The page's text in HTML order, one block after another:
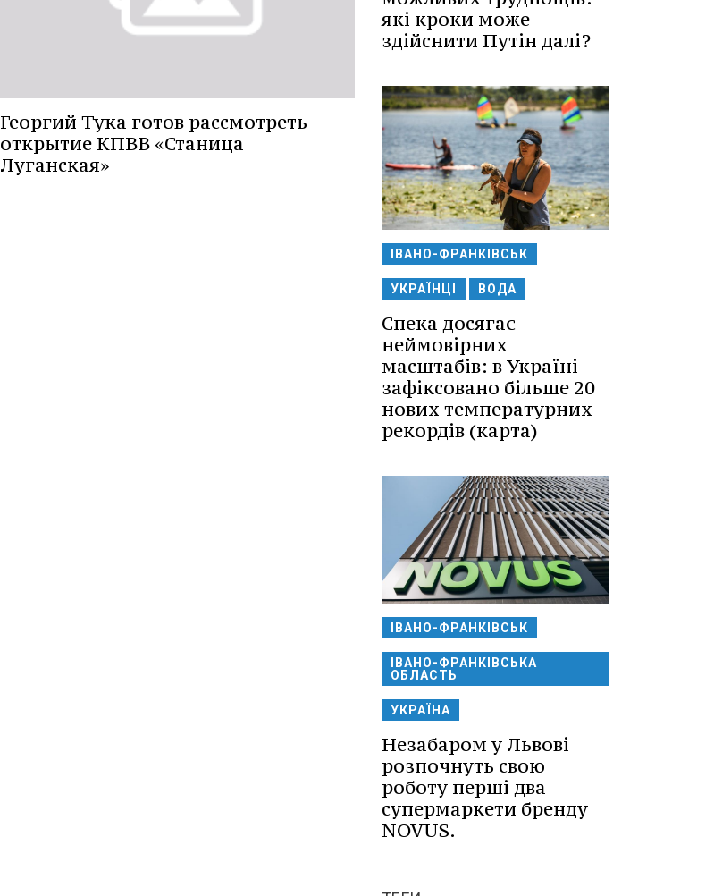
Георгий Тука готов рассмотреть
открытие КПВВ «Станица
Луганская»
які кроки може
здійснити Путін далі?
ІВАНО-ФРАНКІВСЬК
УКРАЇНЦІ ВОДА
Спека досягає
неймовірних
масштабів: в Україні
зафіксовано більше 20
нових температурних
рекордів (карта)
ІВАНО-ФРАНКІВСЬК
ІВАНО-ФРАНКІВСЬКА
ОБЛАСТЬ
УКРАЇНА
Незабаром у Львові
розпочнуть свою
роботу перші два
супермаркети бренду
NOVUS.